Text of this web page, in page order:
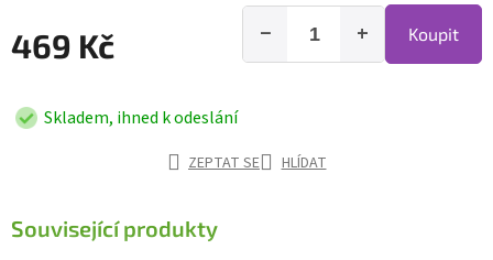
469 Kč +
− Koupit
Skladem, ihned k odeslání
ZEPTAT SE HLÍDAT
Související produkty